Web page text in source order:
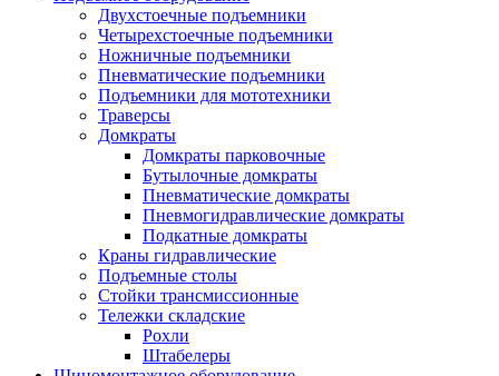
Двухстоечные подъемники
Четырехстоечные подъемники
Ножничные подъемники
Пневматические подъемники
Подъемники для мототехники
Траверсы
Домкраты
Домкраты парковочные
Бутылочные домкраты
Пневматические домкраты
Пневмогидравлические домкраты
Подкатные домкраты
Краны гидравлические
Подъемные столы
Стойки трансмиссионные
Тележки складские
Рохли
Штабелеры